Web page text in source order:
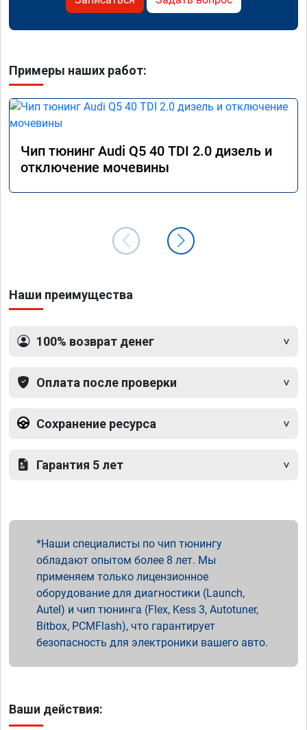
Примеры наших работ:
Чип тюнинг Audi Q5 40 TDI 2.0 дизель и
отключение мочевины
Наши преимущества
100% возврат денег
Оплата после проверки
Сохранение ресурса
Гарантия 5 лет
Наши специалисты по чип тюнингу
обладают опытом более 8 лет. Мы
применяем только лицензионное
оборудование для диагностики (Launch,
Autel) и чип тюнинга (Flex, Kess 3, Autotuner,
Bitbox, PCMFlash), что гарантирует
безопасность для электроники вашего авто.
Ваши действия: